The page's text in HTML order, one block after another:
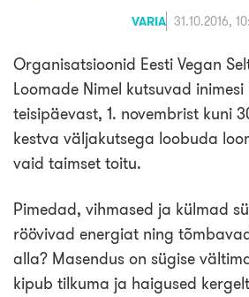
Loo tasuta
VARIA 31.10.2016,
Organisatsioonid Eesti Vegan
Loomade Nimel kutsuvad
teisipäevast, 1. novembrist kuni
kestva väljakutsega loobuda
vaid taimset toitu.
Pimedad, vihmased ja külmad
röövivad energiat ning
alla? Masendus on sügise
kipub tilkuma ja haigused